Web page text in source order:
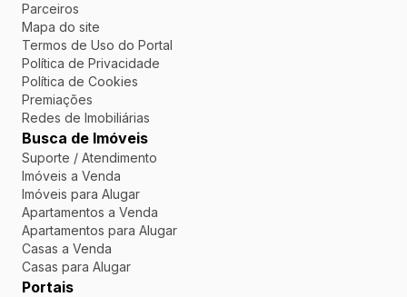
Parceiros
Mapa do site
Termos de Uso do Portal
Política de Privacidade
Política de Cookies
Premiações
Redes de Imobiliárias
Busca de Imóveis
Suporte / Atendimento
Imóveis a Venda
Imóveis para Alugar
Apartamentos a Venda
Apartamentos para Alugar
Casas a Venda
Casas para Alugar
Portais